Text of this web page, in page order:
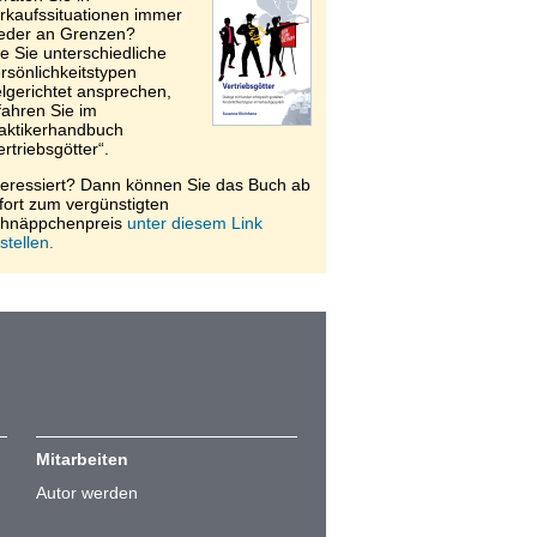
immer
an Grenzen?
Sie unterschiedliche
ansprechen,
Sie im
Dann können Sie das Buch ab
zum vergünstigten
unter diesem Link
Mitarbeiten
Autor werden